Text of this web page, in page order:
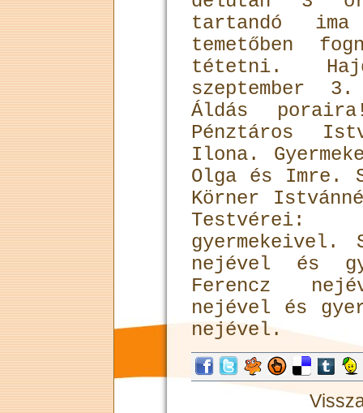
tartandó
temetőben
tétetni.
szeptember
Áldás
Pénztáros
Ilona.
Olga és Imre.
Körner
Testvérei:
gyermekeivel.
nejével és
Ferencz
nejével és
nejével.